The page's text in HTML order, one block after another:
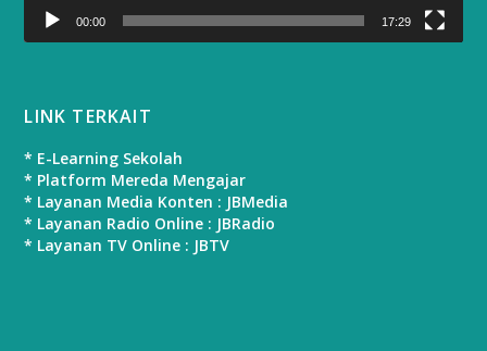
00:00 17:29
LINK TERKAIT
* E-Learning Sekolah
* Platform Mereda Mengajar
* Layanan Media Konten : JBMedia
* Layanan Radio Online : JBRadio
* Layanan TV Online : JBTV